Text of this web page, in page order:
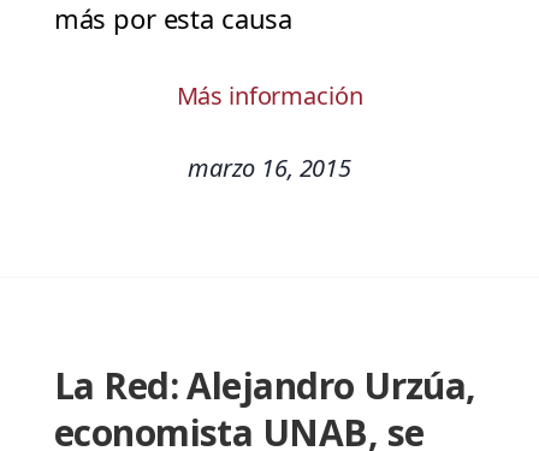
más por esta causa
Más información
marzo 16, 2015
La Red: Alejandro Urzúa,
economista UNAB, se